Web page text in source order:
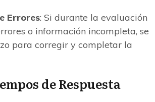
Errores: Si durante la evaluación
o información incompleta, se
para corregir y completar la
de Respuesta